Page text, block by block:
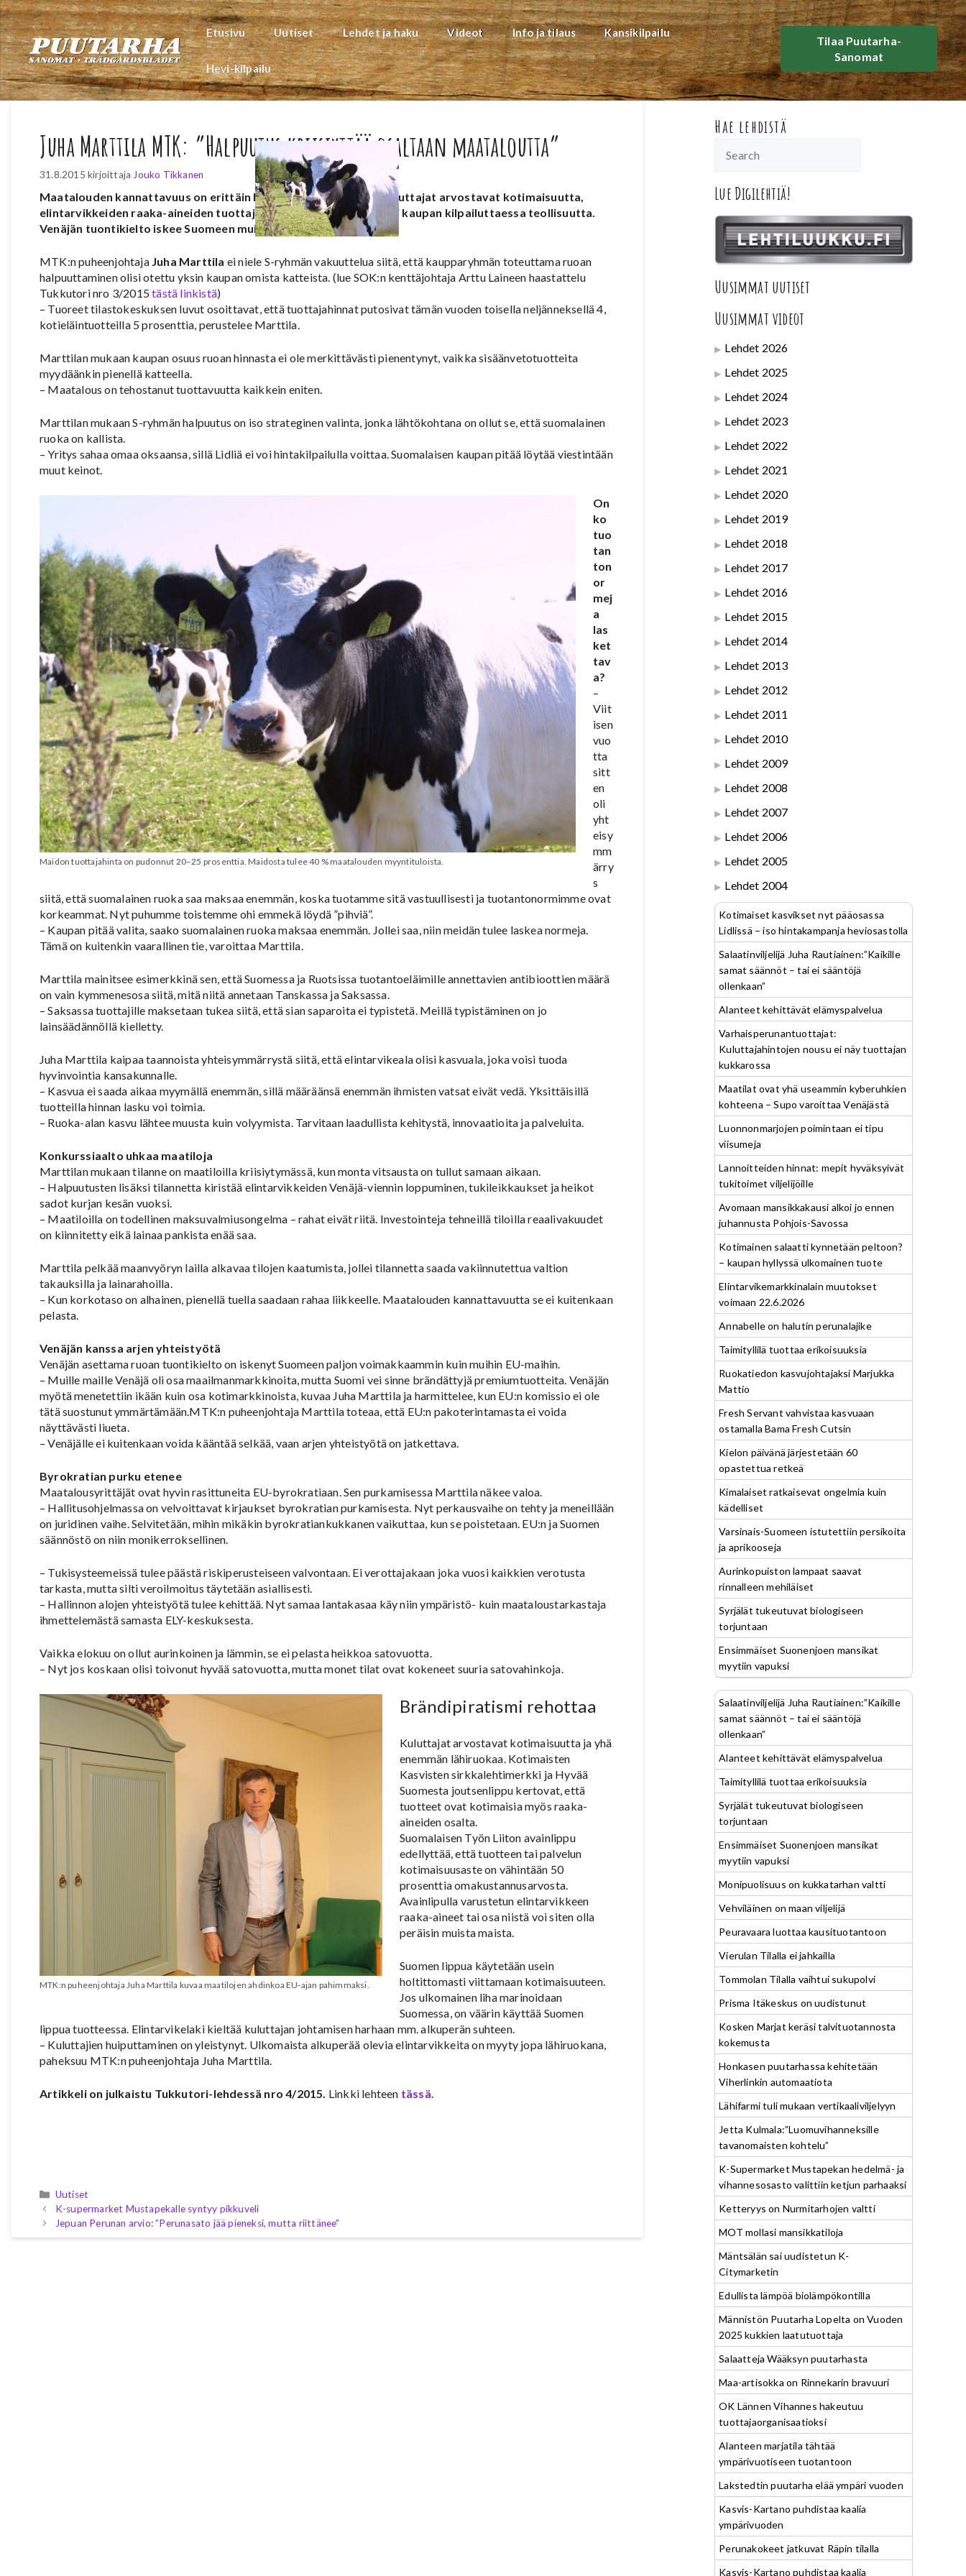
Siirry
sisältöön
Etusivu Uutiset Lehdet ja haku Videot Info ja tilaus Kansikilpailu
Hevi-kilpailu
Tilaa Puutarha-
Sanomat
Juha Marttila MTK: ”Halpuutus kriisiyttää osaltaan maataloutta”
31.8.2015 kirjoittaja Jouko Tikkanen
Maatalouden kannattavuus on erittäin huonolla tolalla. Vaikka kuluttajat arvostavat kotimaisuutta,
elintarvikkeiden raaka-aineiden tuottajahinnat painuvat alhaisiksi kaupan kilpailuttaessa teollisuutta.
Venäjän tuontikielto iskee Suomeen muita EU-maita kovemmin.
MTK:n puheenjohtajaJuha Marttila ei niele S-ryhmän vakuuttelua siitä, että kaupparyhmän toteuttama ruoan
halpuuttaminen olisi otettu yksin kaupan omista katteista. (lue SOK:n kenttäjohtaja Arttu Laineen haastattelu
Tukkutori nro 3/2015tästä linkistä)
– Tuoreet tilastokeskuksen luvut osoittavat, että tuottajahinnat putosivat tämän vuoden toisella neljänneksellä 4,
kotieläintuotteilla 5 prosenttia, perustelee Marttila.
Marttilan mukaan kaupan osuus ruoan hinnasta ei ole merkittävästi pienentynyt, vaikka sisäänvetotuotteita
myydäänkin pienellä katteella.
– Maatalous on tehostanut tuottavuutta kaikkein eniten.
Marttilan mukaan S-ryhmän halpuutus on iso strateginen valinta, jonka lähtökohtana on ollut se, että suomalainen
ruoka on kallista.
– Yritys sahaa omaa oksaansa, sillä Lidliä ei voi hintakilpailulla voittaa. Suomalaisen kaupan pitää löytää viestintään
muut keinot.
Maidon tuottajahinta on pudonnut 20–25 prosenttia. Maidosta tulee 40 % maatalouden myyntituloista.
On
ko
tuo
tan
ton
or
mej
a
las
ket
tav
a?
–
Viit
isen
vuo
tta
sitt
en
oli
yht
eisy
mm
ärry
s
siitä, että suomalainen ruoka saa maksaa enemmän, koska tuotamme sitä vastuullisesti ja tuotantonormimme ovat
korkeammat. Nyt puhumme toistemme ohi emmekä löydä ”pihviä”.
– Kaupan pitää valita, saako suomalainen ruoka maksaa enemmän. Jollei saa, niin meidän tulee laskea normeja.
Tämä on kuitenkin vaarallinen tie, varoittaa Marttila.
Marttila mainitsee esimerkkinä sen, että Suomessa ja Ruotsissa tuotantoeläimille annettavien antibioottien määrä
on vain kymmenesosa siitä, mitä niitä annetaan Tanskassa ja Saksassa.
– Saksassa tuottajille maksetaan tukea siitä, että sian saparoita ei typistetä. Meillä typistäminen on jo
lainsäädännöllä kielletty.
Juha Marttila kaipaa taannoista yhteisymmärrystä siitä, että elintarvikeala olisi kasvuala, joka voisi tuoda
hyvinvointia kansakunnalle.
– Kasvua ei saada aikaa myymällä enemmän, sillä määräänsä enemmän ihmisten vatsat eivät vedä. Yksittäisillä
tuotteilla hinnan lasku voi toimia.
– Ruoka-alan kasvu lähtee muusta kuin volyymista. Tarvitaan laadullista kehitystä, innovaatioita ja palveluita.
Konkurssiaalto uhkaa maatiloja
Marttilan mukaan tilanne on maatiloilla kriisiytymässä, kun monta vitsausta on tullut samaan aikaan.
– Halpuutusten lisäksi tilannetta kiristää elintarvikkeiden Venäjä-viennin loppuminen, tukileikkaukset ja heikot
sadot kurjan kesän vuoksi.
– Maatiloilla on todellinen maksuvalmiusongelma – rahat eivät riitä. Investointeja tehneillä tiloilla reaalivakuudet
on kiinnitetty eikä lainaa pankista enää saa.
Marttila pelkää maanvyöryn lailla alkavaa tilojen kaatumista, jollei tilannetta saada vakiinnutettua valtion
takauksilla ja lainarahoilla.
– Kun korkotaso on alhainen, pienellä tuella saadaan rahaa liikkeelle. Maatalouden kannattavuutta se ei kuitenkaan
pelasta.
Venäjän kanssa arjen yhteistyötä
Venäjän asettama ruoan tuontikielto on iskenyt Suomeen paljon voimakkaammin kuin muihin EU-maihin.
– Muille maille Venäjä oli osa maailmanmarkkinoita, mutta Suomi vei sinne brändättyjä premiumtuotteita. Venäjän
myötä menetettiin ikään kuin osa kotimarkkinoista, kuvaa Juha Marttila ja harmittelee, kun EU:n komissio ei ole
tätä suostunut ymmärtämään.MTK:n puheenjohtaja Marttila toteaa, että EU:n pakoterintamasta ei voida
näyttävästi liueta.
– Venäjälle ei kuitenkaan voida kääntää selkää, vaan arjen yhteistyötä on jatkettava.
Byrokratian purku etenee
Maatalousyrittäjät ovat hyvin rasittuneita EU-byrokratiaan. Sen purkamisessa Marttila näkee valoa.
– Hallitusohjelmassa on velvoittavat kirjaukset byrokratian purkamisesta. Nyt perkausvaihe on tehty ja meneillään
on juridinen vaihe. Selvitetään, mihin mikäkin byrokratiankukkanen vaikuttaa, kun se poistetaan. EU:n ja Suomen
säännöstö on niin monikerroksellinen.
– Tukisysteemeissä tulee päästä riskiperusteiseen valvontaan. Ei verottajakaan joka vuosi kaikkien verotusta
tarkasta, mutta silti veroilmoitus täytetään asiallisesti.
– Hallinnon alojen yhteistyötä tulee kehittää. Nyt samaa lantakasaa käy niin ympäristö- kuin maataloustarkastaja
ihmettelemästä samasta ELY-keskuksesta.
Vaikka elokuu on ollut aurinkoinen ja lämmin, se ei pelasta heikkoa satovuotta.
– Nyt jos koskaan olisi toivonut hyvää satovuotta, mutta monet tilat ovat kokeneet suuria satovahinkoja.
MTK:n puheenjohtaja Juha Marttila kuvaa maatilojen ahdinkoa EU-ajan pahimmaksi.
Brändipiratismi rehottaa
Kuluttajat arvostavat kotimaisuutta ja yhä
enemmän lähiruokaa. Kotimaisten
Kasvisten sirkkalehtimerkki ja Hyvää
Suomesta joutsenlippu kertovat, että
tuotteet ovat kotimaisia myös raaka-
aineiden osalta.
Suomalaisen Työn Liiton avainlippu
edellyttää, että tuotteen tai palvelun
kotimaisuusaste on vähintään 50
prosenttia omakustannusarvosta.
Avainlipulla varustetun elintarvikkeen
raaka-aineet tai osa niistä voi siten olla
peräisin muista maista.
Suomen lippua käytetään usein
holtittomasti viittamaan kotimaisuuteen.
Jos ulkomainen liha marinoidaan
Suomessa, on väärin käyttää Suomen
lippua tuotteessa. Elintarvikelaki kieltää kuluttajan johtamisen harhaan mm. alkuperän suhteen.
– Kuluttajien huiputtaminen on yleistynyt. Ulkomaista alkuperää olevia elintarvikkeita on myyty jopa lähiruokana,
paheksuu MTK:n puheenjohtaja Juha Marttila.
Artikkeli on julkaistu Tukkutori-lehdessä nro 4/2015. Linkki lehteen tässä.
Kategoriat
Uutiset
K-supermarket Mustapekalle syntyy pikkuveli
Jepuan Perunan arvio: ”Perunasato jää pieneksi, mutta riittänee”
Hae lehdistä
Lue Digilehtiä!
Uusimmat uutiset
Uusimmat videot
Lehdet 2026
Lehdet 2025
Lehdet 2024
Lehdet 2023
Lehdet 2022
Lehdet 2021
Lehdet 2020
Lehdet 2019
Lehdet 2018
Lehdet 2017
Lehdet 2016
Lehdet 2015
Lehdet 2014
Lehdet 2013
Lehdet 2012
Lehdet 2011
Lehdet 2010
Lehdet 2009
Lehdet 2008
Lehdet 2007
Lehdet 2006
Lehdet 2005
Lehdet 2004
Kotimaiset kasvikset nyt pääosassa
Lidlissä – iso hintakampanja heviosastolla
Salaatinviljelijä Juha Rautiainen:”Kaikille
samat säännöt – tai ei sääntöjä
ollenkaan”
Alanteet kehittävät elämyspalvelua
Varhaisperunantuottajat:
Kuluttajahintojen nousu ei näy tuottajan
kukkarossa
Maatilat ovat yhä useammin kyberuhkien
kohteena – Supo varoittaa Venäjästä
Luonnonmarjojen poimintaan ei tipu
viisumeja
Lannoitteiden hinnat: mepit hyväksyivät
tukitoimet viljelijöille
Avomaan mansikkakausi alkoi jo ennen
juhannusta Pohjois-Savossa
Kotimainen salaatti kynnetään peltoon?
– kaupan hyllyssä ulkomainen tuote
Elintarvikemarkkinalain muutokset
voimaan 22.6.2026
Annabelle on halutin perunalajike
Taimityllilä tuottaa erikoisuuksia
Ruokatiedon kasvujohtajaksi Marjukka
Mattio
Fresh Servant vahvistaa kasvuaan
ostamalla Bama Fresh Cutsin
Kielon päivänä järjestetään 60
opastettua retkeä
Kimalaiset ratkaisevat ongelmia kuin
kädelliset
Varsinais-Suomeen istutettiin persikoita
ja aprikooseja
Aurinkopuiston lampaat saavat
rinnalleen mehiläiset
Syrjälät tukeutuvat biologiseen
torjuntaan
Ensimmäiset Suonenjoen mansikat
myytiin vapuksi
Salaatinviljelijä Juha Rautiainen:”Kaikille
samat säännöt – tai ei sääntöjä
ollenkaan”
Alanteet kehittävät elämyspalvelua
Taimityllilä tuottaa erikoisuuksia
Syrjälät tukeutuvat biologiseen
torjuntaan
Ensimmäiset Suonenjoen mansikat
myytiin vapuksi
Monipuolisuus on kukkatarhan valtti
Vehviläinen on maan viljelijä
Peuravaara luottaa kausituotantoon
Vierulan Tilalla ei jahkailla
Tommolan Tilalla vaihtui sukupolvi
Prisma Itäkeskus on uudistunut
Kosken Marjat keräsi talvituotannosta
kokemusta
Honkasen puutarhassa kehitetään
Viherlinkin automaatiota
Lähifarmi tuli mukaan vertikaaliviljelyyn
Jetta Kulmala:”Luomuvihanneksille
tavanomaisten kohtelu”
K-Supermarket Mustapekan hedelmä- ja
vihannesosasto valittiin ketjun parhaaksi
Ketteryys on Nurmitarhojen valtti
MOT mollasi mansikkatiloja
Mäntsälän sai uudistetun K-
Citymarketin
Edullista lämpöä biolämpökontilla
Männistön Puutarha Lopelta on Vuoden
2025 kukkien laatutuottaja
Salaatteja Wääksyn puutarhasta
Maa-artisokka on Rinnekarin bravuuri
OK Lännen Vihannes hakeutuu
tuottajaorganisaatioksi
Alanteen marjatila tähtää
ympärivuotiseen tuotantoon
Lakstedtin puutarha elää ympäri vuoden
Kasvis-Kartano puhdistaa kaalia
ympärivuoden
Perunakokeet jatkuvat Räpin tilalla
Kasvis-Kartano puhdistaa kaalia